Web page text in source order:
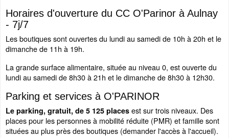
Horaires d'ouverture du CC O'Parinor à Aulnay
- 7j/7
Les boutiques sont ouvertes du lundi au samedi de 10h à 20h et le
dimanche de 11h à 19h.
La grande surface alimentaire, située au niveau 0, est ouverte du
lundi au samedi de 8h30 à 21h et le dimanche de 8h30 à 12h30.
Parking et services à O'PARINOR
Le parking, gratuit, de 5 125 places est sur trois niveaux. Des
places pour les personnes à mobilité réduite (PMR) et famille sont
situées au plus près des boutiques (demander l'accès à l'accueil).